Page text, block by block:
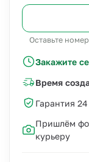
Оставьте
Закажите
Время
Гарантия
Пришлём
курьеру